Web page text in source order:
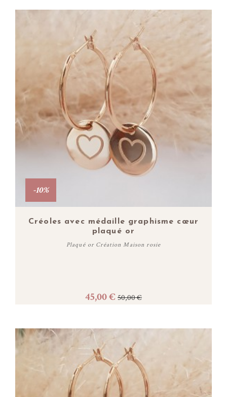
Acheter
-10%
Créoles avec médaille graphisme cœur
plaqué or
Plaqué or Création Maison rosie
45,00 € 50,00 €